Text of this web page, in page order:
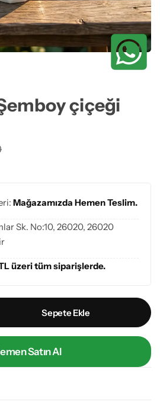
çiçeği
Mağazamızda Hemen Teslim.
Sk. No:10, 26020, 26020
üzeri tüm siparişlerde.
Sepete Ekle
Satın Al